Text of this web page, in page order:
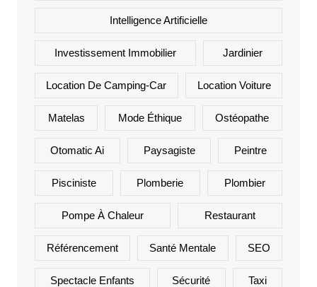
Intelligence Artificielle
Investissement Immobilier Jardinier
Location De Camping-Car Location Voiture
Matelas Mode Éthique Ostéopathe
Otomatic Ai Paysagiste Peintre
Pisciniste Plomberie Plombier
Pompe À Chaleur Restaurant
Référencement Santé Mentale SEO
Spectacle Enfants Sécurité Taxi